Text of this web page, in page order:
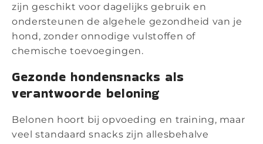
zijn geschikt voor dagelijks gebruik en
ondersteunen de algehele gezondheid van je
hond, zonder onnodige vulstoffen of
chemische toevoegingen.
Gezonde hondensnacks als
verantwoorde beloning
Belonen hoort bij opvoeding en training, maar
veel standaard snacks zijn allesbehalve